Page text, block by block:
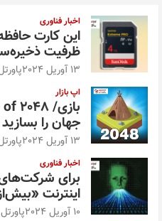
اخبار فناوری
ظرفیت
13 آوریل 2024
اپ بازار
جهان را بسازید
13 آوریل 2024
اخبار فناوری
برای
اینترنت
10 آوریل 2024 پاورتل